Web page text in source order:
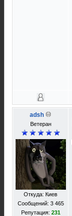
adsh
Ветеран
Откуда: Киев
Сообщений: 3 465
Репутация: 231